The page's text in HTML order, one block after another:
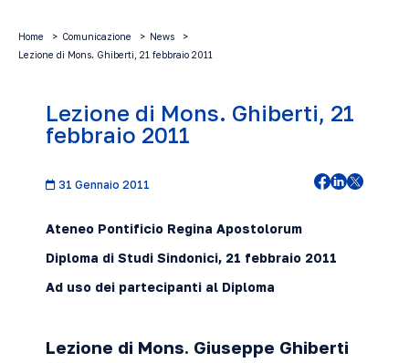
Home Comunicazione
News
Lezione di Mons. Ghiberti, 21 febbraio 2011
Lezione di Mons. Ghiberti, 21
febbraio 2011
31 Gennaio 2011
Ateneo Pontificio Regina Apostolorum
Diploma di Studi Sindonici, 21 febbraio 2011
Ad uso dei partecipanti al Diploma
Lezione di Mons. Giuseppe Ghiberti